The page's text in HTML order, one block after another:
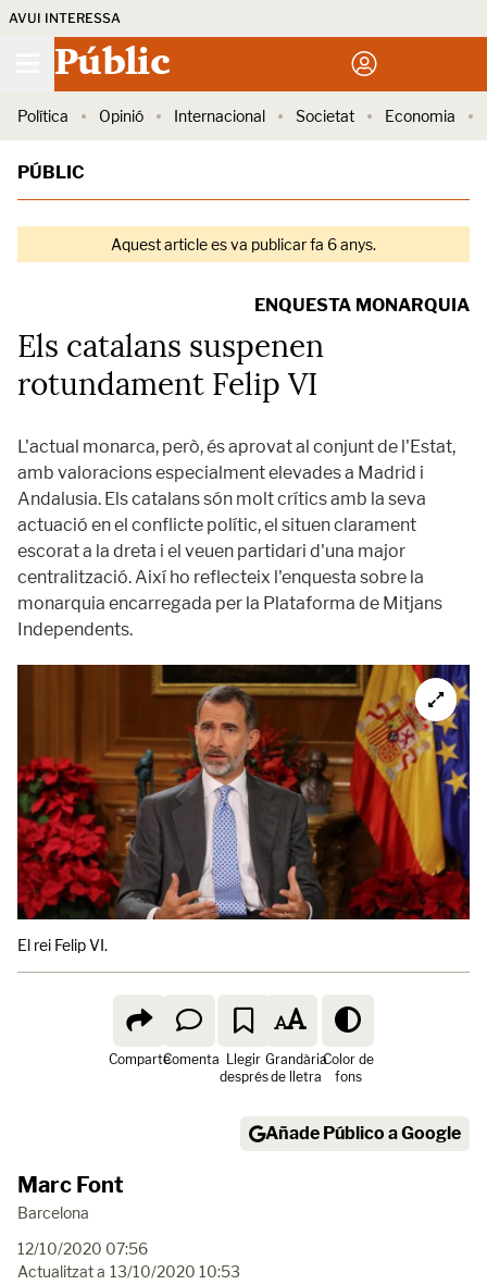
AVUI INTERESSA
Públic
Política Opinió Internacional Societat Economia
PÚBLIC
Aquest article es va publicar fa 6 anys.
ENQUESTA MONARQUIA
Els catalans suspenen
rotundament Felip VI
L'actual monarca, però, és aprovat al conjunt de l'Estat,
amb valoracions especialment elevades a Madrid i
Andalusia. Els catalans són molt crítics amb la seva
actuació en el conflicte polític, el situen clarament
escorat a la dreta i el veuen partidari d'una major
centralització. Així ho reflecteix l'enquesta sobre la
monarquia encarregada per la Plataforma de Mitjans
Independents.
El rei Felip VI.
ComparteComenta Llegir
després
Grandària
de lletra
Color de
fons
Añade Público a Google
Marc Font
Barcelona
12/10/2020 07:56
Actualitzat a 13/10/2020 10:53